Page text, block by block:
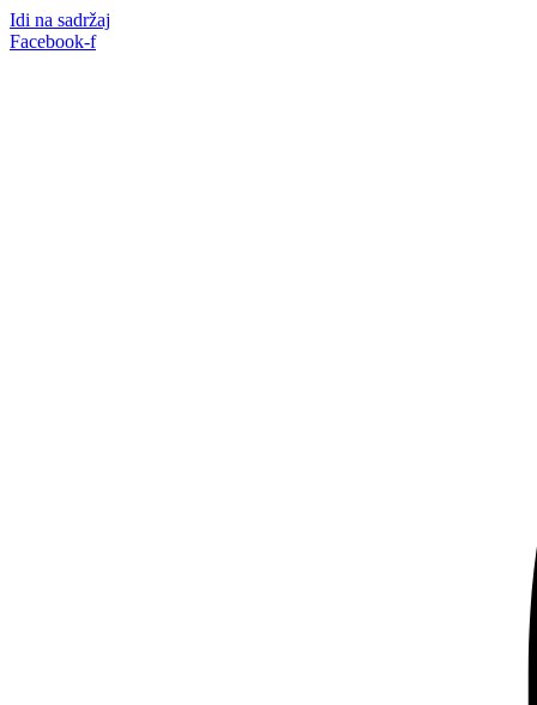
Idi na sadržaj
Facebook-f